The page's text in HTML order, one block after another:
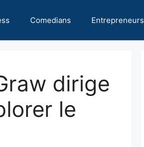
Comedians Entrepreneurs
dirige
le